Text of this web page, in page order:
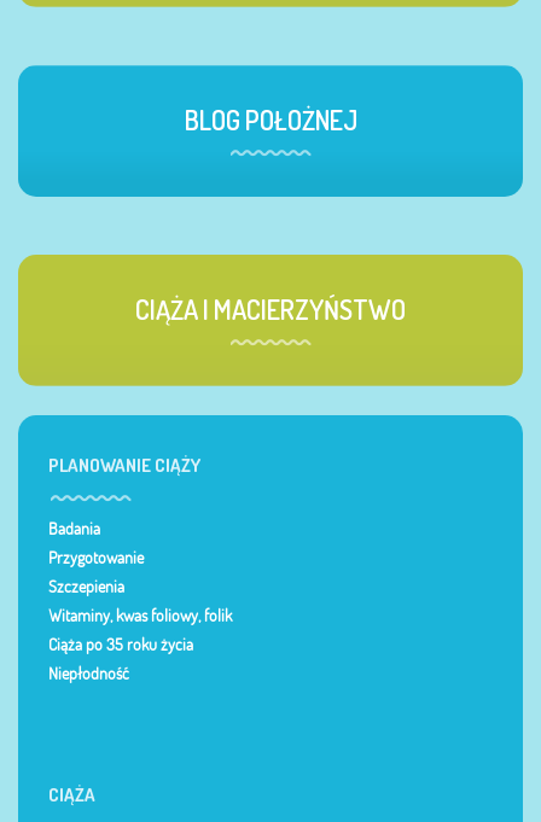
BLOG POŁOŻNEJ
CIĄŻA I MACIERZYŃSTWO
PLANOWANIE CIĄŻY
Badania
Przygotowanie
Szczepienia
Witaminy, kwas foliowy, folik
Ciąża po 35 roku życia
Niepłodność
CIĄŻA